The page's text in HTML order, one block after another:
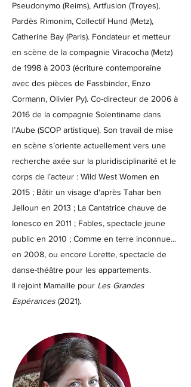
Pseudonymo (Reims), Artfusion (Troyes),
Pardès Rimonim, Collectif Hund (Metz),
Catherine Bay (Paris). Fondateur et metteur
en scène de la compagnie Viracocha (Metz)
de 1998 à 2003 (écriture contemporaine
avec des pièces de Fassbinder, Enzo
Cormann, Olivier Py). Co-directeur de 2006 à
2016 de la compagnie Solentiname dans
l’Aube (SCOP artistique). Son travail de mise
en scène s’oriente actuellement vers une
recherche axée sur la pluridisciplinarité et le
corps de l’acteur : Wild West Women en
2015 ; Bâtir un visage d'après Tahar ben
Jelloun en 2013 ; La Cantatrice chauve de
Ionesco en 2011 ; Fables, spectacle jeune
public en 2010 ; Comme en terre inconnue...
en 2008, ou encore Lorette, spectacle de
danse-théâtre pour les appartements.
Il rejoint Mamaille pour Les Grandes
Espérances (2021).